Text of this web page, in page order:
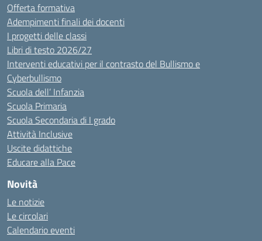
Offerta formativa
Adempimenti finali dei docenti
I progetti delle classi
Libri di testo 2026/27
Interventi educativi per il contrasto del Bullismo e
Cyberbullismo
Scuola dell’ Infanzia
Scuola Primaria
Scuola Secondaria di I grado
Attività Inclusive
Uscite didattiche
Educare alla Pace
Novità
Le notizie
Le circolari
Calendario eventi